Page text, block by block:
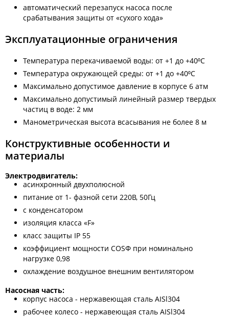
автоматический перезапуск насоса после
срабатывания защиты от «сухого хода»
Эксплуатационные ограничения
Температура перекачиваемой воды: от +1 до +40⁰С
Температура окружающей среды: от +1 до +40⁰С
Максимально допустимое давление в корпусе 6 атм
Максимально допустимый линейный размер твердых
частиц в воде: 2 мм
Манометрическая высота всасывания не более 8 м
Конструктивные особенности и
материалы
Электродвигатель:
асинхронный двухполюсной
питание от 1- фазной сети 220В, 50Гц
с конденсатором
изоляция класса «F»
класс защиты IP 55
коэффициент мощности COSФ при номинально
нагрузке 0,98
охлаждение воздушное внешним вентилятором
Насосная часть:
корпус насоса - нержавеющая сталь AISl304
рабочее колесо - нержавеющая сталь AISl304